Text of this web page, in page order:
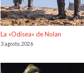
La «Odisea» de Nolan
3 agosto, 2026